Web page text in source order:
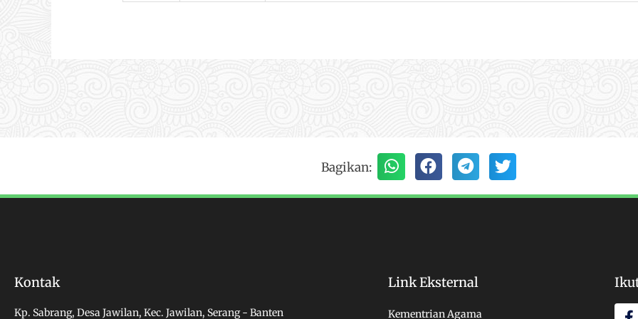
Bagikan:
Kontak
Kp. Sabrang, Desa Jawilan, Kec. Jawilan, Serang - Banten
Link Eksternal
Kementrian Agama
F